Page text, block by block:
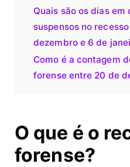
Quais são os dias em
suspensos no
dezembro e 6 de
Como é a contagem
forense entre 20 de
O que é o
forense?